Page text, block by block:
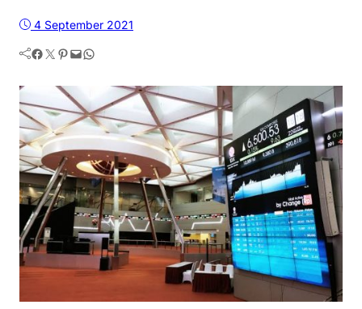
4 September 2021
Facebook Twitter Pinterest Mail WhatsApp